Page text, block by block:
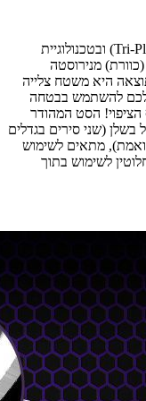
הסוד של הסדרה טמון במבנה התלת-שכבתי (Tri-Ply) ובטכנולוגיית
מנירוסטה
היא משטח צלייה
לכם להשתמש בבטחה
הסט המהודר
בשלן (שני סירים בגדלים
מתאים לשימוש
לשימוש בתוך